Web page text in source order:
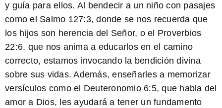
y guía para ellos. Al bendecir a un niño con pasajes
como el Salmo 127:3, donde se nos recuerda que
los hijos son herencia del Señor, o el Proverbios
22:6, que nos anima a educarlos en el camino
correcto, estamos invocando la bendición divina
sobre sus vidas. Además, enseñarles a memorizar
versículos como el Deuteronomio 6:5, que habla del
amor a Dios, les ayudará a tener un fundamento